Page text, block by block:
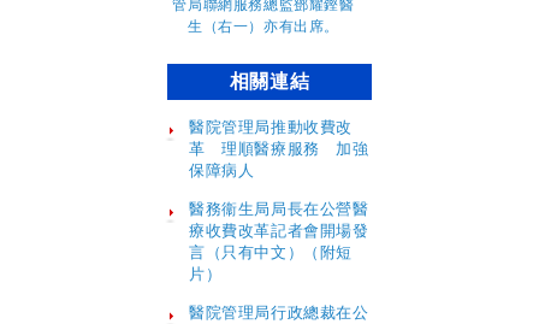
相關連結
醫院管理局推動收費改
革 理順醫療服務 加強
保障病人
醫務衞生局局長在公營醫
療收費改革記者會開場發
言（只有中文）（附短
片）
醫院管理局行政總裁在公